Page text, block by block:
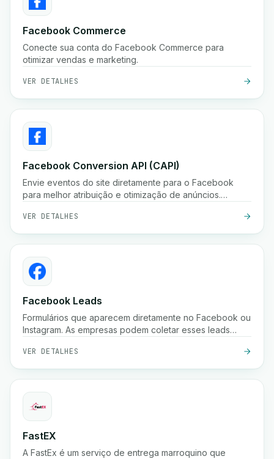
Facebook Commerce
Conecte sua conta do Facebook Commerce para
otimizar vendas e marketing.
VER DETALHES
Facebook Conversion API (CAPI)
Envie eventos do site diretamente para o Facebook
para melhor atribuição e otimização de anúncios.
Conversões do Facebook.
VER DETALHES
Facebook Leads
Formulários que aparecem diretamente no Facebook ou
Instagram. As empresas podem coletar esses leads
VER DETALHES
FastEX
A FastEx é um serviço de entrega marroquino que